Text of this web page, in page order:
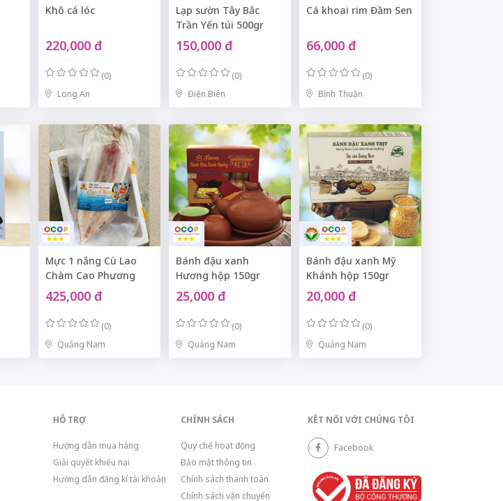
Khô cá lóc
220,000 đ
(0)
Long An
Lạp sườn Tây Bắc
Trần Yến túi 500gr
150,000 đ
(0)
Điện Biên
Cá khoai rim Đầm Sen
66,000 đ
(0)
Bình Thuận
Mực 1 nắng Cù Lao
Chàm Cao Phương
425,000 đ
(0)
Quảng Nam
Bánh đậu xanh
Hương hộp 150gr
25,000 đ
(0)
Quảng Nam
Bánh đậu xanh Mỹ
Khánh hộp 150gr
20,000 đ
(0)
Quảng Nam
HỖ TRỢ
Hướng dẫn mua hàng
Giải quyết khiếu nại
Hướng dẫn đăng kí tài khoản
CHÍNH SÁCH
Quy chế hoạt động
Bảo mật thông tin
Chính sách thanh toán
Chính sách vận chuyển
KÊT NỐI VỚI CHÚNG TÔI
Facebook